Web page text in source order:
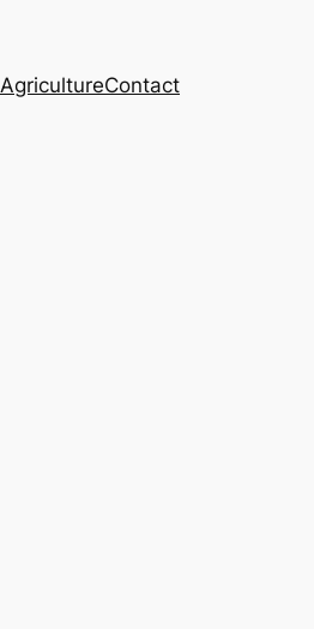
AgricultureContact